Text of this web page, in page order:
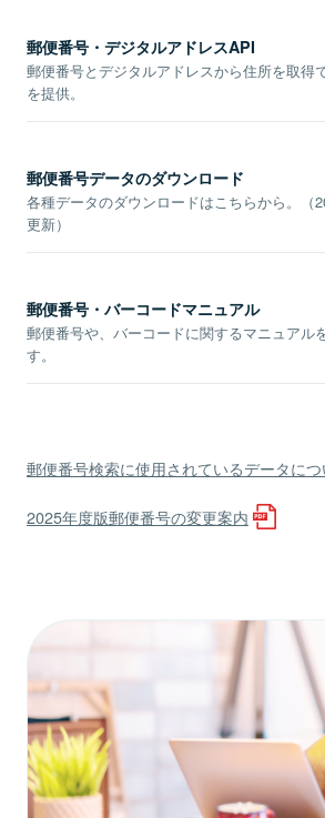
郵便番号・デジタルアドレスAPI
郵便番号とデジタルアドレスから住所を取得
を提供。
郵便番号データのダウンロード
各種データのダウンロードはこちらから。（
更新）
郵便番号・バーコードマニュアル
郵便番号や、バーコードに関するマニュアル
す。
郵便番号検索に使用されているデータにつ
2025年度版郵便番号の変更案内